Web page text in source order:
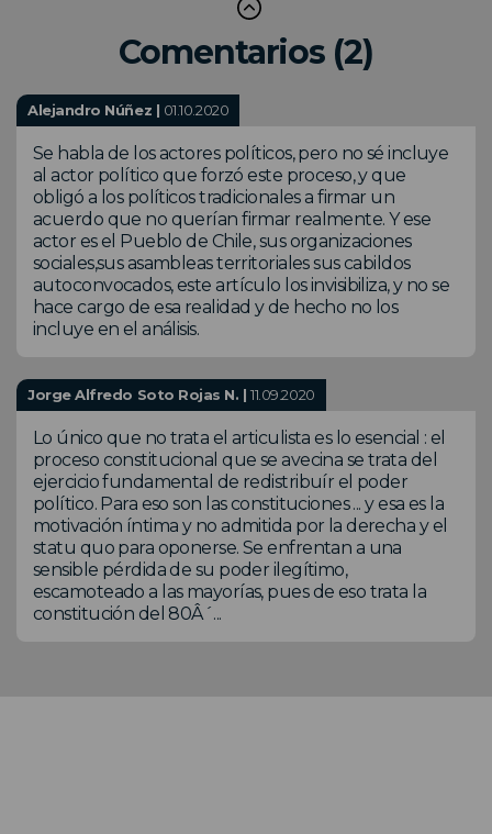
Comentarios (2)
Alejandro Núñez | 01.10.2020
Se habla de los actores políticos, pero no sé incluye
al actor político que forzó este proceso, y que
obligó a los políticos tradicionales a firmar un
acuerdo que no querían firmar realmente. Y ese
actor es el Pueblo de Chile, sus organizaciones
sociales,sus asambleas territoriales sus cabildos
autoconvocados, este artículo los invisibiliza, y no se
hace cargo de esa realidad y de hecho no los
incluye en el análisis.
Jorge Alfredo Soto Rojas N. |11.09.2020
Lo único que no trata el articulista es lo esencial : el
proceso constitucional que se avecina se trata del
ejercicio fundamental de redistribuír el poder
político. Para eso son las constituciones ... y esa es la
motivación íntima y no admitida por la derecha y el
statu quo para oponerse. Se enfrentan a una
sensible pérdida de su poder ilegítimo,
escamoteado a las mayorías, pues de eso trata la
constitución del 80Â´...